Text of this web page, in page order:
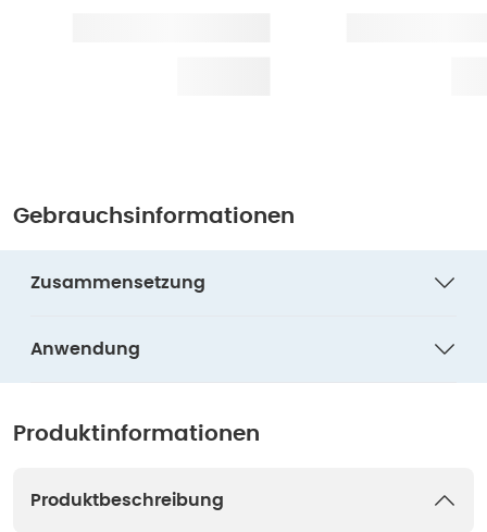
Gebrauchsinformationen
Zusammensetzung
Anwendung
Produktinformationen
Produktbeschreibung